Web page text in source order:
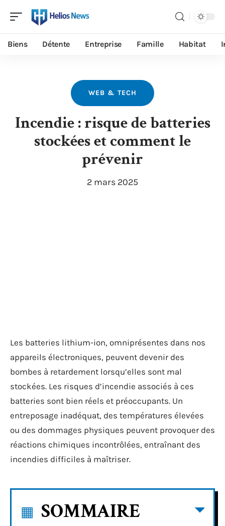
Biens Détente Entreprise Famille Habitat
WEB & TECH
Incendie : risque de batteries
stockées et comment le
prévenir
2 mars 2025
Les batteries lithium-ion, omniprésentes dans nos
appareils électroniques, peuvent devenir des
bombes à retardement lorsqu’elles sont mal
stockées. Les risques d’incendie associés à ces
batteries sont bien réels et préoccupants. Un
entreposage inadéquat, des températures élevées
ou des dommages physiques peuvent provoquer des
réactions chimiques incontrôlées, entraînant des
incendies difficiles à maîtriser.
SOMMAIRE